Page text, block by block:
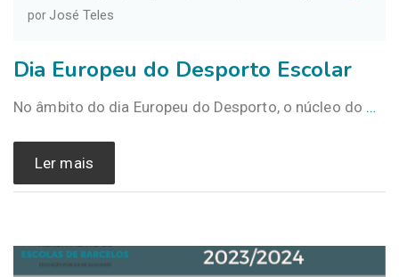
porJosé Teles
Dia Europeu do Desporto Escolar
No âmbito do dia Europeu do Desporto, o núcleo do …
Ler mais